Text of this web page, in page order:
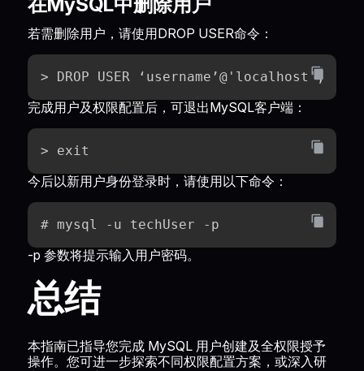
若需删除用户，请使用DROP USER命令：
> DROP USER ‘username’@'localhost';
完成用户及权限配置后，可退出MySQL客户端：
> exit
今后以新用户身份登录时，请使用以下命令：
# mysql -u techUser -p
-p 参数将提示输入用户密码。
总结
本指南已指导您完成 MySQL 用户创建及全权限授予
操作。您可进一步探索不同权限配置方案，或深入研